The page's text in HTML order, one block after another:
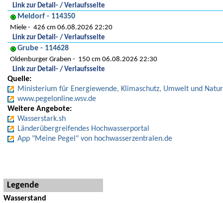
Link zur Detail- / Verlaufsseite
Meldorf - 114350
Miele
426 cm 06.08.2026 22:20
Link zur Detail- / Verlaufsseite
Grube - 114628
Oldenburger Graben
150 cm 06.08.2026 22:30
Link zur Detail- / Verlaufsseite
Quelle:
Ministerium für Energiewende, Klimaschutz, Umwelt und Natur
www.pegelonline.wsv.de
Weitere Angebote:
Wasserstark.sh
Länderübergreifendes Hochwasserportal
App "Meine Pegel" von hochwasserzentralen.de
Legende
Wasserstand